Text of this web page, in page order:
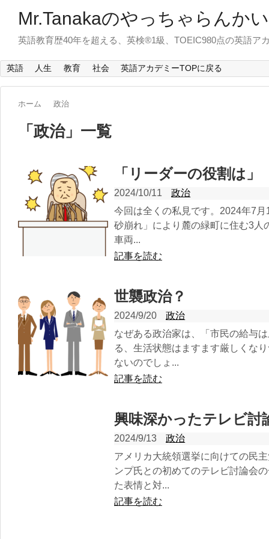
Mr.Tanakaのやっちゃらんか
英語教育歴40年を超える、英検®1級、TOEIC980点の英語ア
英語 人生 教育 社会 英語アカデミーTOPに戻る
ホーム 政治
「 政治」 一覧
「リーダーの役割は
2024/10/11
政治
今回は全くの私見です。2024年7
砂崩れ」により麓の緑町に住む3人
車両...
記事を読む
世襲政治？
2024/9/20
政治
なぜある政治家は、「市民の給与
る、生活状態はますます厳しくな
ないのでしょ...
記事を読む
興味深かったテレビ討
2024/9/13
政治
アメリカ大統領選挙に向けての民
ンプ氏との初めてのテレビ討論会
た表情と対...
記事を読む